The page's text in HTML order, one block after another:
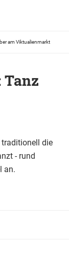
am Viktualienmarkt
die
- rund
an.